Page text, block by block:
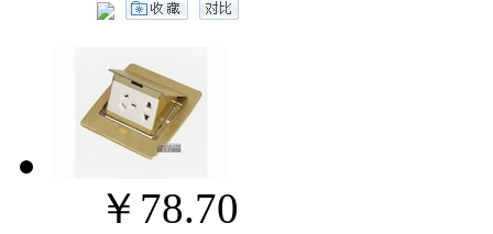
￥78.70